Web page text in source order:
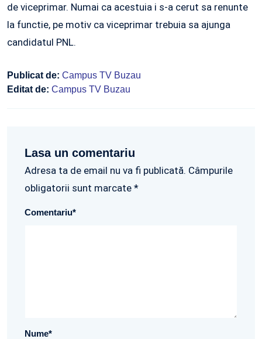
de viceprimar. Numai ca acestuia i s-a cerut sa renunte
la functie, pe motiv ca viceprimar trebuia sa ajunga
candidatul PNL.
Publicat de: Campus TV Buzau
Editat de: Campus TV Buzau
Lasa un comentariu
Adresa ta de email nu va fi publicată. Câmpurile
obligatorii sunt marcate *
Comentariu*
Nume*